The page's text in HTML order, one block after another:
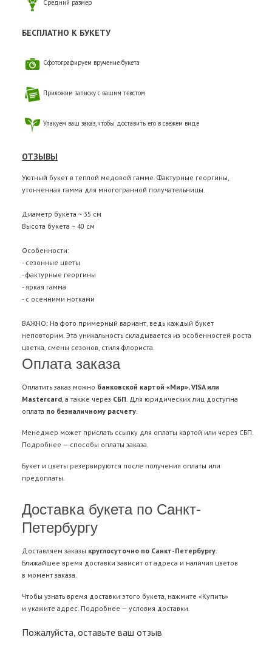
Средний размер
БЕСПЛАТНО К БУКЕТУ
Сфотографируем вручение букета
Приложим записку с вашим текстом
Упакуем ваш заказ, чтобы доставить его в свежем виде
ОТЗЫВЫ
Уютный букет в теплой медовой гамме. Фактурные георгины,
утонченная гамма для многогранной получательницы.
Диаметр букета ~ 35 см
Высота букета ~ 40 см
Особенности:
- сезонные цветы
- фактурные георгины
- яркая гамма
- с осенними нотками
ВАЖНО: На фото примерный вариант, ведь каждый букет
неповторим. Эта уникальность складывается из особенностей роста
цветка, смены сезонов, стиля флориста.
Оплата заказа
Оплатить заказ можно банковской картой «Мир», VISA или
Mastercard, а также через СБП. Для юридических лиц доступна
оплата по безналичному расчету.
Менеджер может прислать ссылку для оплаты картой или через СБП.
Подробнее — способы оплаты заказа.
Букет и цветы резервируются после получения оплаты или
предоплаты.
Доставка букета по Санкт-
Петербургу
Доставляем заказы круглосуточно по Санкт-Петербургу.
Ближайшее время доставки зависит от адреса и наличия цветов
в момент заказа.
Чтобы узнать время доставки этого букета, нажмите «Купить»
и укажите адрес. Подробнее — условия доставки.
Пожалуйста, оставьте ваш отзыв